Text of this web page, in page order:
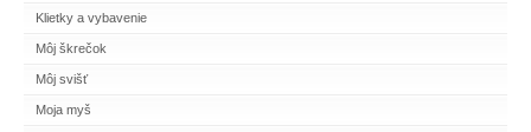
Klietky a vybavenie
Môj škrečok
Môj svišť
Moja myš